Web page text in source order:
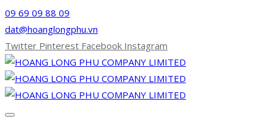
09 69 09 88 09
dat@hoanglongphu.vn
Twitter Pinterest Facebook Instagram